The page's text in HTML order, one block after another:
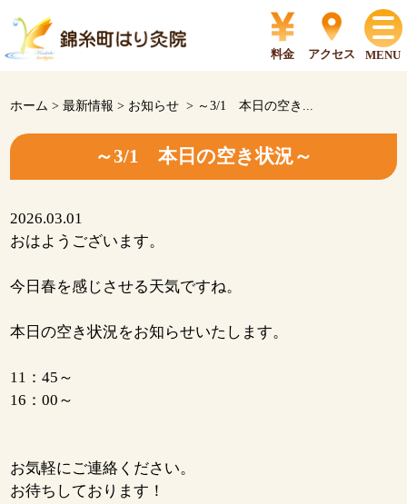
料金 アクセス MENU
ホーム >最新情報 > お知らせ > ～3/1 本日の空き...
～3/1 本日の空き状況～
2026.03.01
おはようございます。
今日春を感じさせる天気ですね。
本日の空き状況をお知らせいたします。
11：45～
16：00～
お気軽にご連絡ください。
お待ちしております！